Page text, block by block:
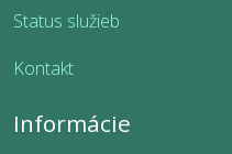
Status služieb
Kontakt
Informácie